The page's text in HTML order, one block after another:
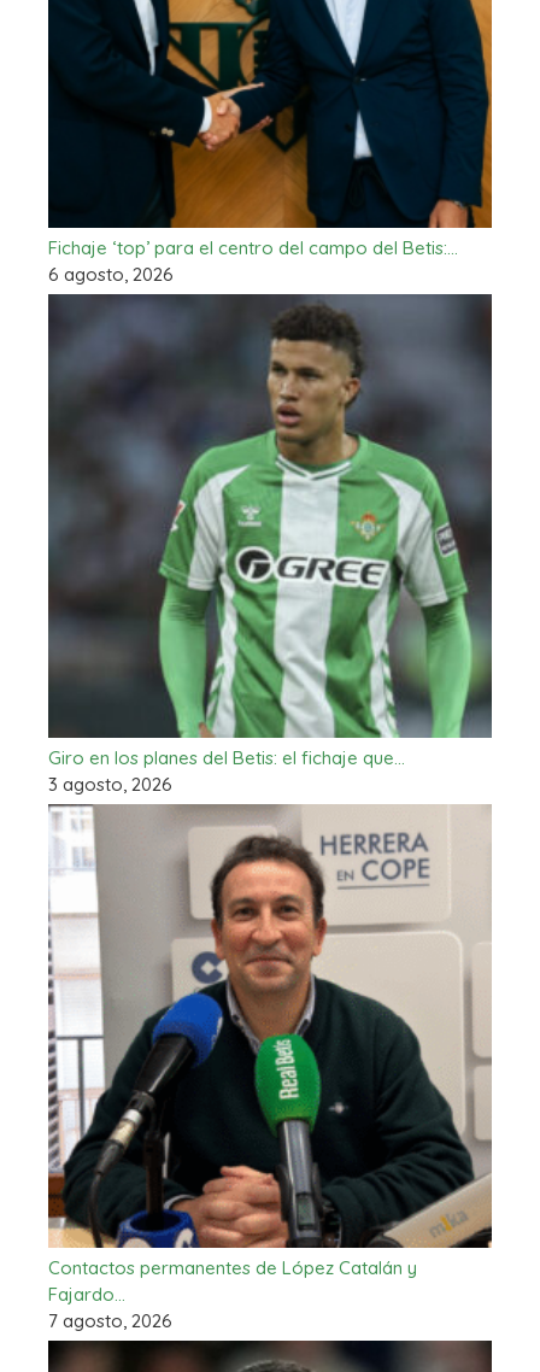
Fichaje ‘top’ para el centro del campo del Betis:…
6 agosto, 2026
Giro en los planes del Betis: el fichaje que…
3 agosto, 2026
Contactos permanentes de López Catalán y
Fajardo…
7 agosto, 2026